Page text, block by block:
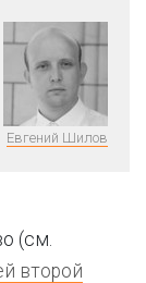
Евгений Шилов
(см.
второй